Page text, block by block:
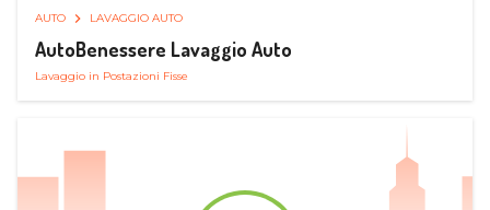
AUTO LAVAGGIO AUTO
AutoBenessere Lavaggio Auto
Lavaggio in Postazioni Fisse